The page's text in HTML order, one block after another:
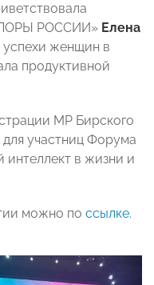
РОССИИ» Елена
успехи женщин в
продуктивной
МР Бирского
для участниц Форума
в жизни и
можно по ссылке.